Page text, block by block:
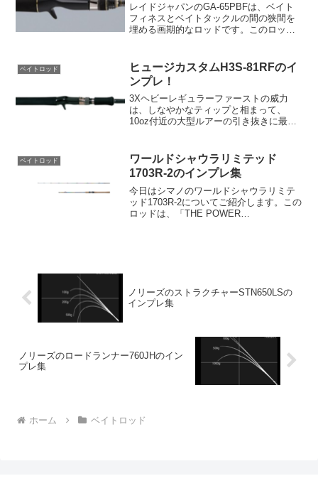
レイドジャパンのGA-65PBFは、ベイト
フィネスとベイトタックルの間の狭間を
埋める画期的なロッドです。このロッド
持ち、6-14lbのラインに適応します。
RAID J...
ベイトロッド
ヒュージカスタムH3S-81RFのイ
ンプレ！
3Xヘビーレギュラーファーストの威力
は、しなやかなティップと相まって、
10oz付近の大型ルアーの引き抜きに最適
まで、様々なフィッシングスタイルに対
応します。また、ヘビー...
ベイトロッド
ワールドシャウラリミテッド
1703R-2のインプレ集
今日はシマノのワールドシャウラリミテ
ッド1703R-2についてご紹介します。この
ロッドは、「THE POWER
ノリーズのストラクチャーSTN650LSの
インプレ集
ノリーズのロードランナー760JHのイン
プレ集
ホーム ベイトロッド